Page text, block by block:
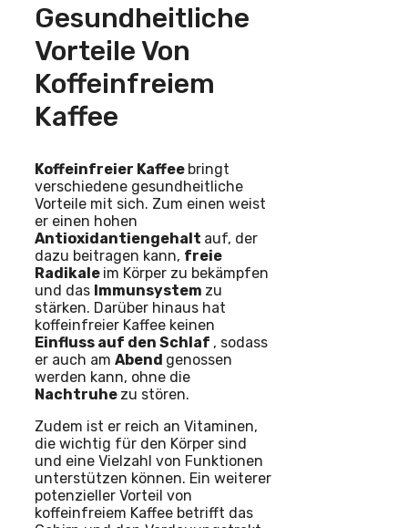
Gesundheitliche
Vorteile Von
Koffeinfreiem
Kaffee
Koffeinfreier Kaffee bringt
verschiedene gesundheitliche
Vorteile mit sich. Zum einen weist
er einen hohen
Antioxidantiengehalt auf, der
dazu beitragen kann, freie
Radikale im Körper zu bekämpfen
und das Immunsystem zu
stärken. Darüber hinaus hat
koffeinfreier Kaffee keinen
Einfluss auf den Schlaf , sodass
er auch am Abend genossen
werden kann, ohne die
Nachtruhe zu stören.
Zudem ist er reich an Vitaminen,
die wichtig für den Körper sind
und eine Vielzahl von Funktionen
unterstützen können. Ein weiterer
potenzieller Vorteil von
koffeinfreiem Kaffee betrifft das